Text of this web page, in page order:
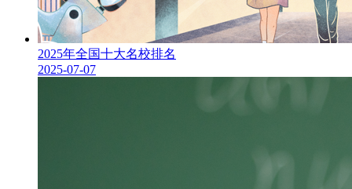
2025年全国十大名校排名
2025-07-07